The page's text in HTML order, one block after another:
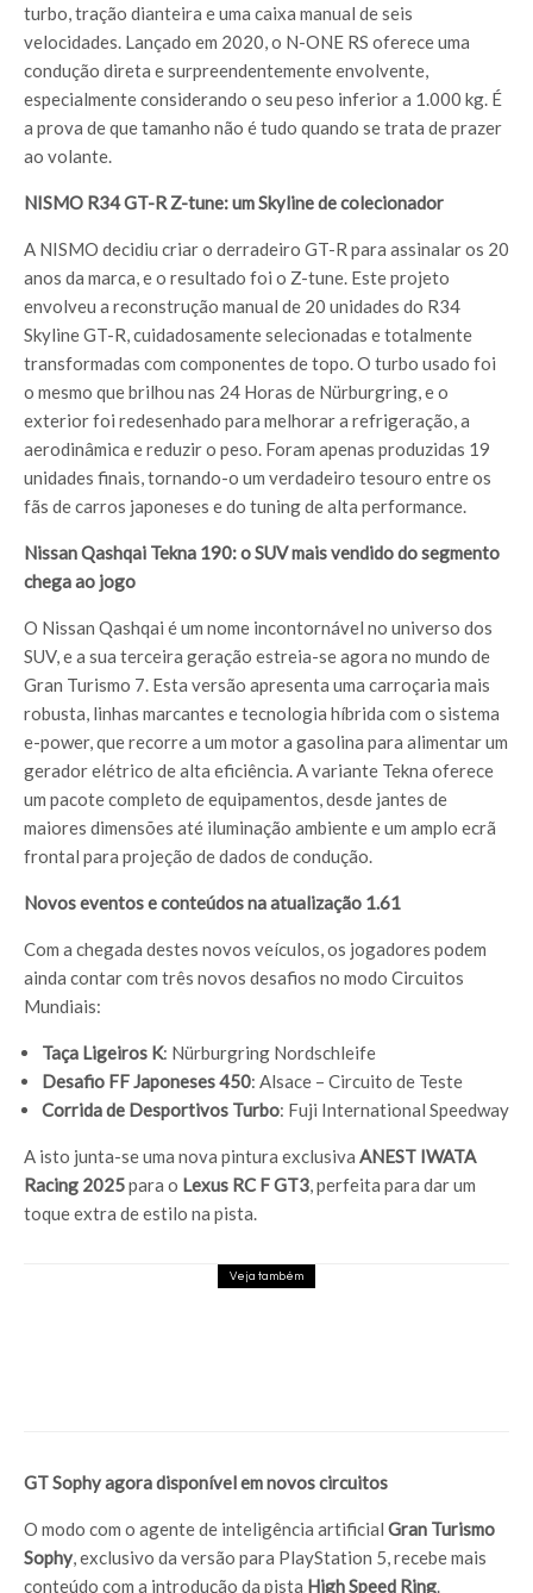
turbo, tração dianteira e uma caixa manual de seis
velocidades. Lançado em 2020, o N-ONE RS oferece uma
condução direta e surpreendentemente envolvente,
especialmente considerando o seu peso inferior a 1.000 kg. É
a prova de que tamanho não é tudo quando se trata de prazer
ao volante.
NISMO R34 GT-R Z-tune: um Skyline de colecionador
A NISMO decidiu criar o derradeiro GT-R para assinalar os 20
anos da marca, e o resultado foi o Z-tune. Este projeto
envolveu a reconstrução manual de 20 unidades do R34
Skyline GT-R, cuidadosamente selecionadas e totalmente
transformadas com componentes de topo. O turbo usado foi
o mesmo que brilhou nas 24 Horas de Nürburgring, e o
exterior foi redesenhado para melhorar a refrigeração, a
aerodinâmica e reduzir o peso. Foram apenas produzidas 19
unidades finais, tornando-o um verdadeiro tesouro entre os
fãs de carros japoneses e do tuning de alta performance.
Nissan Qashqai Tekna 190: o SUV mais vendido do segmento
chega ao jogo
O Nissan Qashqai é um nome incontornável no universo dos
SUV, e a sua terceira geração estreia-se agora no mundo de
Gran Turismo 7. Esta versão apresenta uma carroçaria mais
robusta, linhas marcantes e tecnologia híbrida com o sistema
e-power, que recorre a um motor a gasolina para alimentar um
gerador elétrico de alta eficiência. A variante Tekna oferece
um pacote completo de equipamentos, desde jantes de
maiores dimensões até iluminação ambiente e um amplo ecrã
frontal para projeção de dados de condução.
Novos eventos e conteúdos na atualização 1.61
Com a chegada destes novos veículos, os jogadores podem
ainda contar com três novos desafios no modo Circuitos
Mundiais:
Taça Ligeiros K: Nürburgring Nordschleife
Desafio FF Japoneses 450: Alsace – Circuito de Teste
Corrida de Desportivos Turbo: Fuji International Speedway
A isto junta-se uma nova pintura exclusiva ANEST IWATA
Racing 2025para o Lexus RC F GT3, perfeita para dar um
toque extra de estilo na pista.
Veja também
GT Sophy agora disponível em novos circuitos
O modo com o agente de inteligência artificial Gran Turismo
Sophy, exclusivo da versão para PlayStation 5, recebe mais
conteúdo com a introdução da pista High Speed Ring.